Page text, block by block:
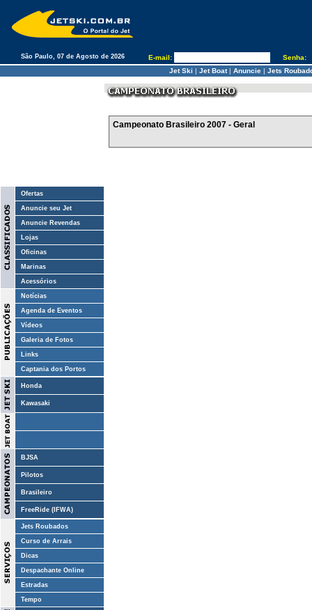
São Paulo, 07 de Agosto de 2026 E-mail:
Senha:
Jet Ski | Jet Boat| Anuncie| Jets
Ofertas
Anuncie seu Jet
Anuncie Revendas
Lojas
Oficinas
Marinas
Acessórios
Notícias
Agenda de Eventos
Vídeos
Galeria de Fotos
Links
Captania dos Portos
Honda
Kawasaki
BJSA
Pilotos
Brasileiro
FreeRide (IFWA)
Jets Roubados
Curso de Arrais
Dicas
Despachante Online
Estradas
Tempo
Campeonato Brasileiro 2007 - Geral